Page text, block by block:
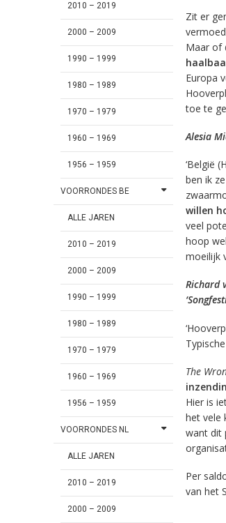
2010 – 2019
2000 – 2009
1990 – 1999
1980 – 1989
1970 – 1979
1960 – 1969
1956 – 1959
VOORRONDES BE
ALLE JAREN
2010 – 2019
2000 – 2009
1990 – 1999
1980 – 1989
1970 – 1979
1960 – 1969
1956 – 1959
VOORRONDES NL
ALLE JAREN
2010 – 2019
2000 – 2009
Zit er
Maar of
Europa
toe te
Alesia
‘België
ben ik
willen
veel
hoop
moeilijk
Richard
The
Hier is
het vele
want dit
Per
van het